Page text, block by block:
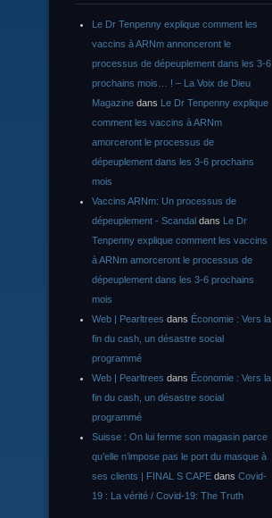
Le Dr Tenpenny explique comment les
vaccins à ARNm annonceront le
processus de dépeuplement dans les 3-6
prochains mois… ! – La Voix de Dieu
Magazine dans Le Dr Tenpenny explique
comment les vaccins à ARNm
amorceront le processus de
dépeuplement dans les 3-6 prochains
mois
Vaccins ARNm: Un processus de
dépeuplement - Scandal dans Le Dr
Tenpenny explique comment les vaccins
à ARNm amorceront le processus de
dépeuplement dans les 3-6 prochains
mois
Web | Pearltrees dans Économie : Vers la
fin du cash, un désastre social
programmé
Web | Pearltrees dans Économie : Vers la
fin du cash, un désastre social
programmé
Suisse : On lui ferme son magasin parce
qu’elle n’impose pas le port du masque à
ses clients | FINAL S CAPE dans Covid-
19 : La vérité / Covid-19: The Truth